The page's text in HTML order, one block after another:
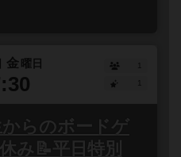
金曜日
1
1
からのボードゲ
み📝平日特別